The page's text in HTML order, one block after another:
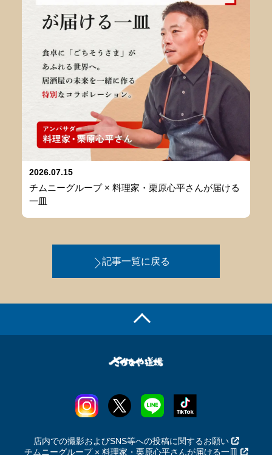
2026.07.15
チムニーグループ × 料理家・栗原心平さんが届ける
一皿
記事一覧に戻る
店内での撮影およびSNS等への投稿に関するお願い
チムニーグループ × 料理家・栗原心平さんが届ける一皿